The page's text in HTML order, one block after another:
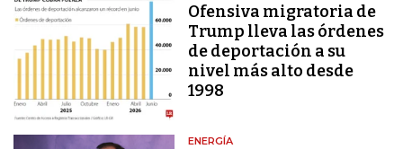
Ofensiva migratoria de
Trump lleva las órdenes
de deportación a su
nivel más alto desde
1998
ENERGÍA